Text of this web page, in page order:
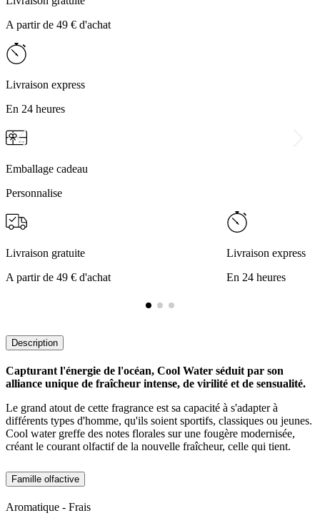
A partir de 49 € d'achat
Livraison express
En 24 heures
Emballage cadeau
Personnalise
Livraison gratuite
A partir de 49 € d'achat
Livraison express
En 24 heures
Description
Capturant l'énergie de l'océan, Cool Water séduit par son
alliance unique de fraîcheur intense, de virilité et de sensualité.
Le grand atout de cette fragrance est sa capacité à s'adapter à
différents types d'homme, qu'ils soient sportifs, classiques ou jeunes.
Cool water greffe des notes florales sur une fougère modernisée,
créant le courant olfactif de la nouvelle fraîcheur, celle qui tient.
Famille olfactive
Aromatique - Frais